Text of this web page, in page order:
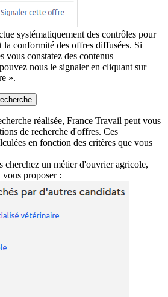
systématiquement des contrôles pour
la conformité des offres diffusées. Si
vous constatez des contenus
nous le signaler en cliquant sur
».
réalisée, France Travail peut vous
de recherche d'offres. Ces
en fonction des critères que vous
cherchez un métier d'ouvrier agricole,
proposer :